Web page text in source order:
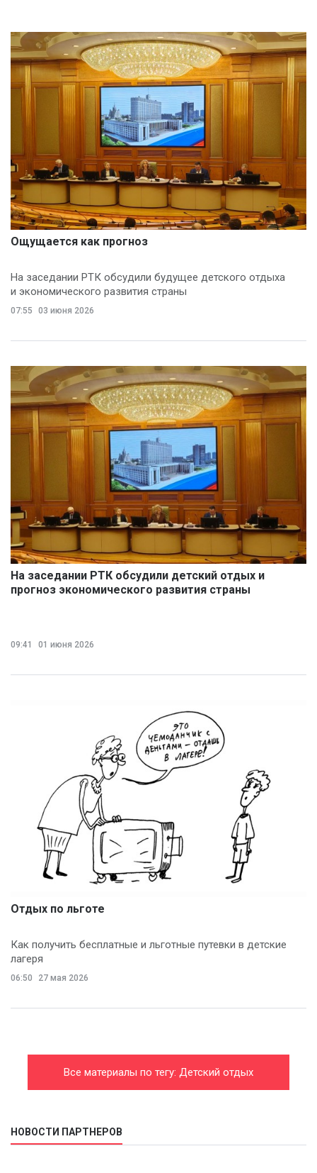
Ощущается как прогноз
На заседании РТК обсудили будущее детского отдыха
и экономического развития страны
07:55 03 июня 2026
На заседании РТК обсудили детский отдых и
прогноз экономического развития страны
09:41 01 июня 2026
Отдых по льготе
Как получить бесплатные и льготные путевки в детские
лагеря
06:50 27 мая 2026
Все материалы по тегу: Детский отдых
НОВОСТИ ПАРТНЕРОВ